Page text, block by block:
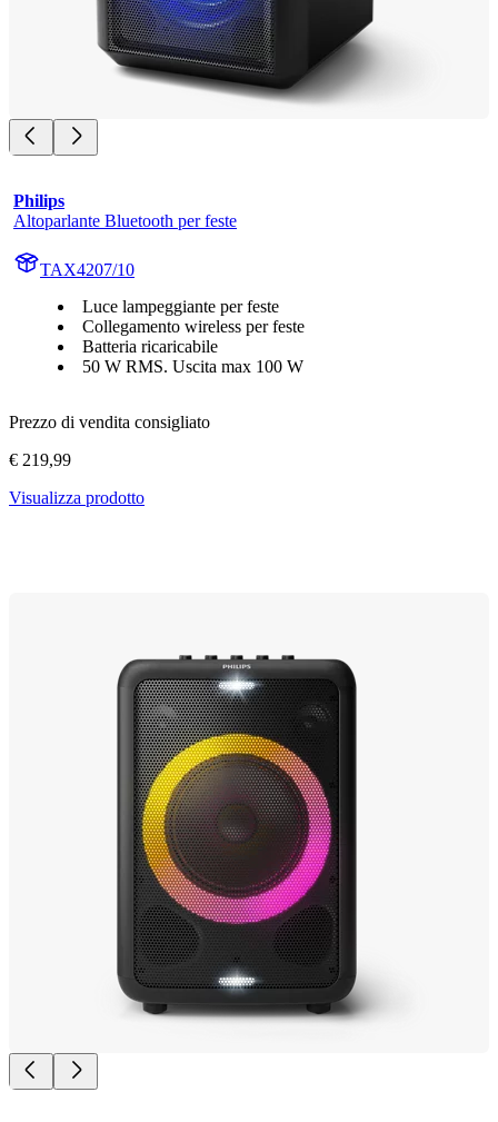
Philips
Altoparlante Bluetooth per feste
TAX4207/10
Luce lampeggiante per feste
Collegamento wireless per feste
Batteria ricaricabile
50 W RMS. Uscita max 100 W
Prezzo di vendita consigliato
€ 219,99
Visualizza prodotto